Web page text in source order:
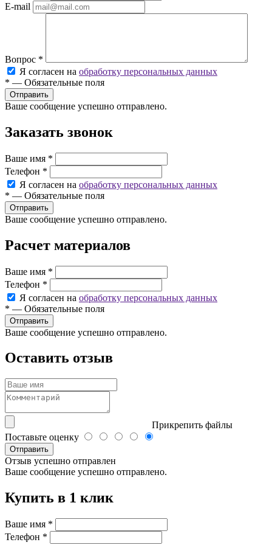
E-mail
Вопрос *
Я согласен на обработку персональных данных
* — Обязательные поля
Ваше сообщение успешно отправлено.
Заказать звонок
Ваше имя *
Телефон *
Я согласен на обработку персональных данных
* — Обязательные поля
Ваше сообщение успешно отправлено.
Расчет материалов
Ваше имя *
Телефон *
Я согласен на обработку персональных данных
* — Обязательные поля
Ваше сообщение успешно отправлено.
Оставить отзыв
Прикрепить файлы
Поставьте оценку
Отправить
Отзыв успешно отправлен
Ваше сообщение успешно отправлено.
Купить в 1 клик
Ваше имя *
Телефон *